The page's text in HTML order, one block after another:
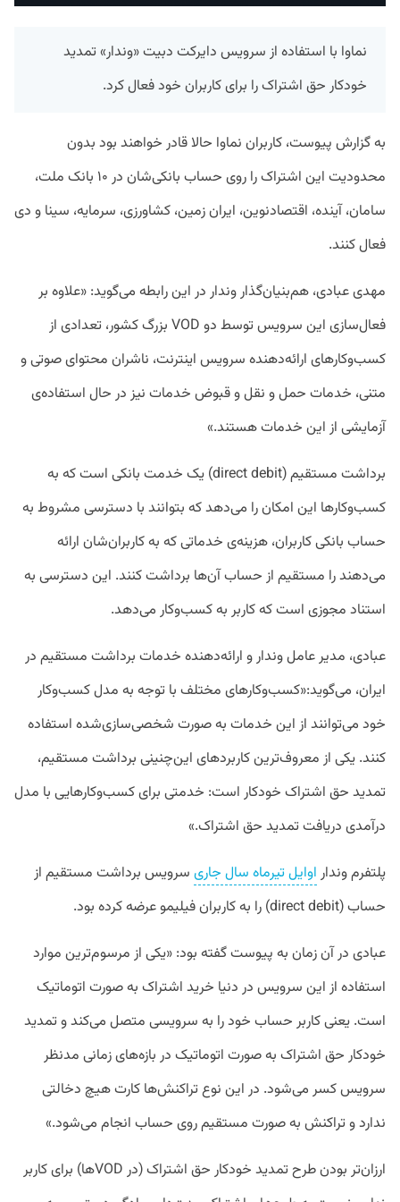
نماوا با استفاده از سرویس دایرکت دبیت «وندار» تمدید
خودکار حق اشتراک را برای کاربران خود فعال کرد.
به گزارش پیوست، کاربران نماوا حالا قادر خواهند بود بدون
محدودیت این اشتراک را روی حساب بانکی‌شان در ۱۰ بانک ملت،
سامان، آینده، اقتصادنوین، ایران زمین، کشاورزی، سرمایه، سینا و دی
فعال کنند.
مهدی عبادی، هم‌بنیان‌گذار وندار در این رابطه ‌می‌گوید:‌ «علاوه بر
فعال‌سازی این سرویس توسط دو VOD بزرگ کشور، تعدادی از
کسب‌وکارهای ارائه‌دهنده سرویس اینترنت، ناشران محتوای صوتی و
متنی، خدمات حمل و نقل و قبوض خدمات نیز در حال استفاده‌ی
آزمایشی از این خدمات هستند.»
برداشت مستقیم (direct debit) یک خدمت بانکی است که به
کسب‌وکارها این امکان را می‌دهد که بتوانند با دسترسی مشروط به
حساب بانکی کاربران، هزینه‌ی خدماتی که به کاربران‌شان ارائه
می‌دهند را مستقیم از حساب آن‌ها برداشت کنند. این دسترسی به
استناد مجوزی است که کاربر به کسب‌وکار می‌دهد.
عبادی، مدیر عامل وندار و ارائه‌دهنده خدمات برداشت مستقیم در
ایران، می‌گوید:‌«کسب‌وکارهای مختلف با توجه به مدل کسب‌وکار
خود می‌توانند از این خدمات به صورت شخصی‌سازی‌شده استفاده
کنند. یکی از معروف‌ترین کاربردهای این‌چنینی برداشت مستقیم،
تمدید حق اشتراک خودکار است: خدمتی برای کسب‌وکارهایی با مدل
درآمدی دریافت تمدید حق اشتراک.»
پلتفرم وندار اوایل تیرماه سال جاری سرویس برداشت مستقیم از
حساب (direct debit) را به کاربران فیلیمو عرضه کرده بود.
عبادی در آن زمان به پیوست گفته بود:‌ «یکی از مرسوم‌ترین موارد
استفاده از این سرویس در دنیا خرید اشتراک به صورت اتوماتیک
است. یعنی کاربر حساب خود را به سرویسی متصل می‌کند و تمدید
خودکار حق اشتراک به صورت اتوماتیک در بازه‌های زمانی مدنظر
سرویس کسر می‌شود. در این نوع تراکنش‌ها کارت هیچ دخالتی
ندارد و تراکنش به صورت مستقیم روی حساب انجام می‌شود.»
ارزان‌تر بودن طرح تمدید خودکار حق اشتراک (در VODها) برای کاربر